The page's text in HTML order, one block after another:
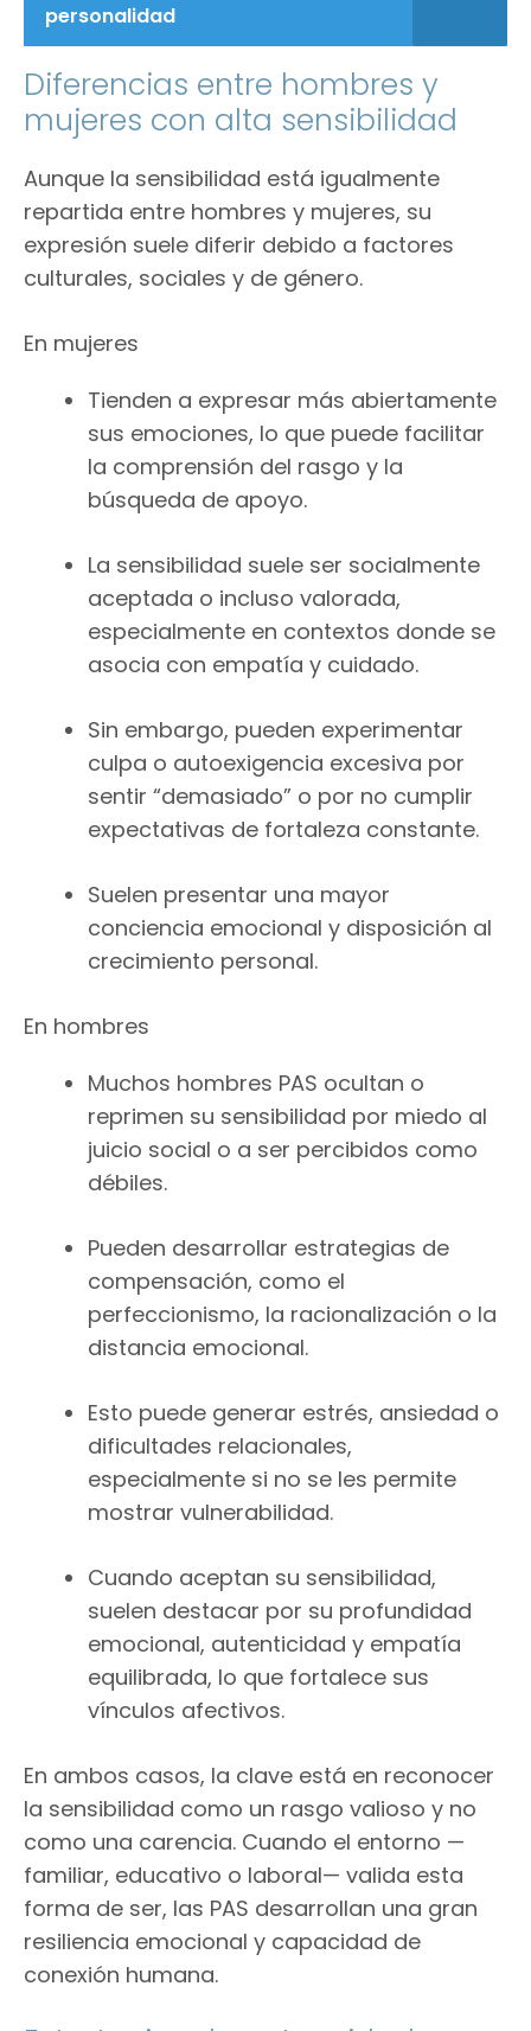
personalidad
Diferencias entre hombres y
mujeres con alta sensibilidad
Aunque la sensibilidad está igualmente
repartida entre hombres y mujeres, su
expresión suele diferir debido a factores
culturales, sociales y de género.
En mujeres
Tienden a expresar más abiertamente
sus emociones, lo que puede facilitar
la comprensión del rasgo y la
búsqueda de apoyo.
La sensibilidad suele ser socialmente
aceptada o incluso valorada,
especialmente en contextos donde se
asocia con empatía y cuidado.
Sin embargo, pueden experimentar
culpa o autoexigencia excesiva por
sentir “demasiado” o por no cumplir
expectativas de fortaleza constante.
Suelen presentar una mayor
conciencia emocional y disposición al
crecimiento personal.
En hombres
Muchos hombres PAS ocultan o
reprimen su sensibilidad por miedo al
juicio social o a ser percibidos como
débiles.
Pueden desarrollar estrategias de
compensación, como el
perfeccionismo, la racionalización o la
distancia emocional.
Esto puede generar estrés, ansiedad o
dificultades relacionales,
especialmente si no se les permite
mostrar vulnerabilidad.
Cuando aceptan su sensibilidad,
suelen destacar por su profundidad
emocional, autenticidad y empatía
equilibrada, lo que fortalece sus
vínculos afectivos.
En ambos casos, la clave está en reconocer
la sensibilidad como un rasgo valioso y no
como una carencia. Cuando el entorno —
familiar, educativo o laboral— valida esta
forma de ser, las PAS desarrollan una gran
resiliencia emocional y capacidad de
conexión humana.